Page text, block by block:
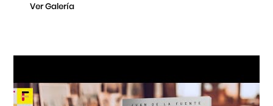
Ver Galería